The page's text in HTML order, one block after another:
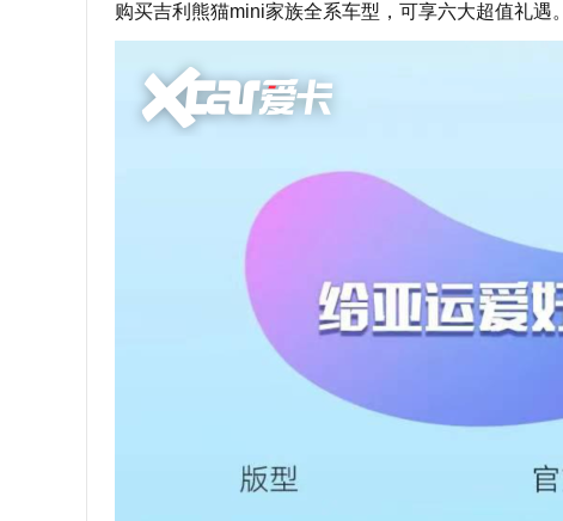
购买吉利熊猫mini家族全系车型，可享六大超值礼遇。